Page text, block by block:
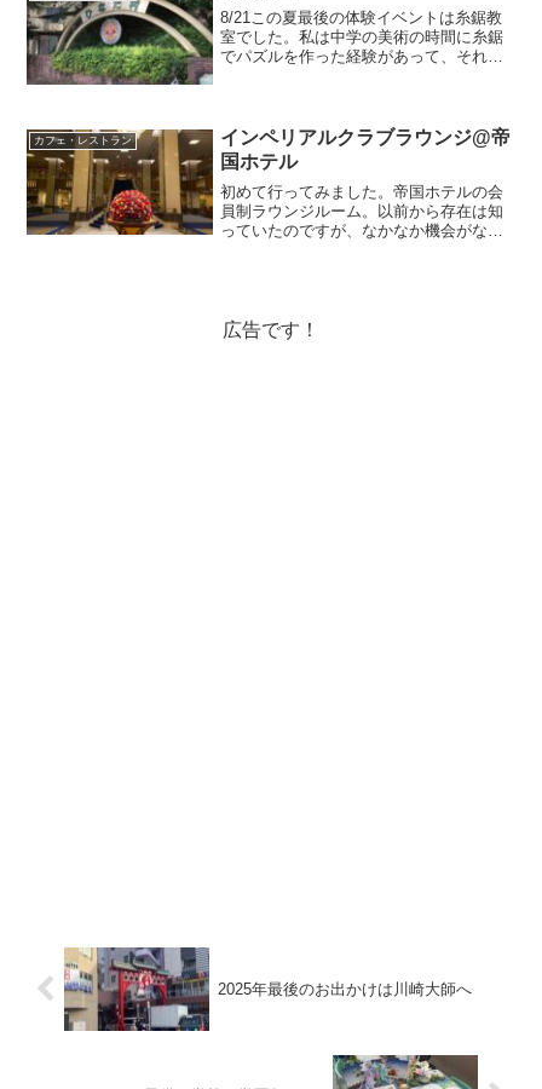
8/21この夏最後の体験イベントは糸鋸教
室でした。私は中学の美術の時間に糸鋸
でパズルを作った経験があって、それが
かったです！夏休みの...
カフェ・レストラン
インペリアルクラブラウンジ@帝
国ホテル
初めて行ってみました。帝国ホテルの会
員制ラウンジルーム。以前から存在は知
っていたのですが、なかなか機会がな
広告です！
2025年最後のお出かけは川崎大師へ